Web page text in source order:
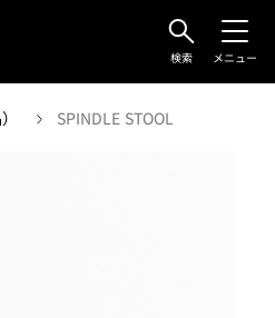
検索 メニュー
SPINDLE STOOL